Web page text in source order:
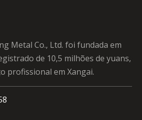
Metal Co., Ltd. foi fundada em
de 10,5 milhões de yuans,
profissional em Xangai.